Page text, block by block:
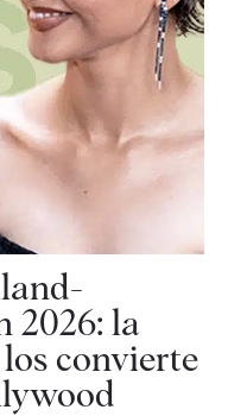
2026: la
convierte